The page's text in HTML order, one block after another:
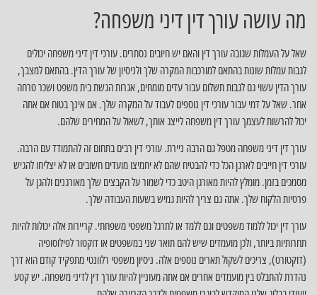
מה עושה עורך דין דיני משפחה?
שאל על העמלות שגובה עורך דין והאם יש חיובים נסתרים. עורכי דין דיני משפחה יכולים
לגבות עמלות שונות בהתאם למורכבות המקרה שלך ולניסיון של עורך הדין. בהתאם למצבך,
עורך הדין עשוי גם לגבות תשלום עבור עדים מומחים, אגרות הגשת בית משפט ושכר טרחה
אחר. שאל על דמי עבור עורכי דין נוספים לעבוד על המקרה שלך. אם אינך בטוח אם אתה
יכול להרשות לעצמך עורך דין משפחה לייצג אותך, לשאול על המחירים שלהם.
עורך דין דיני משפחה מטפל גם הרבה ניירת. עורכי דין רבים בתחום זה להתמודד עם הרבה.
עורכי דין חייבים לארגן הכל כדי להבטיח שהם לא יחמיצו מועדים חשובים או לא יצליחו להגיש
מסמכים בזמן. מומלץ להיות מאורגן היטב כדי לשמור על הקבצים שלך מאורגנים ולהגן על
פרטיות הלקוח שלך. אתה גם צריך להיות גמיש בשעות העבודה שלך.
עורך דין יכול ללמוד משפטים וגם ללמד או לתרגל משפטי משפחתי. קריירות אלה יכולות להיות
תחרותיות ביותר, ולכן מועמדים שיש להם תואר שני במשפטים או דוקטור לפילוסופיה
(דוקטורט), צריכים לשקול תארים נוספים אלה. ניסיון משפטי רלוונטי מתפקיד קודם הוא דרך
נהדרת להתבלט בין מועמדים אחרים אם אתה מעוניין להיות עורך דין לדיני משפחה. יש קטע